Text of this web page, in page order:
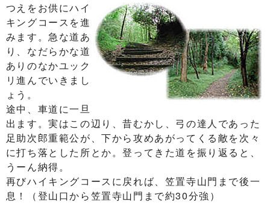
つえをお供にハイ
キングコースを進
みます。急な道あ
り、なだらかな道
ありのなかユック
リ進んでいきまし
ょう。
途中、車道に一旦
出ます。実はこの辺り、昔むかし、弓の達人であった
足助次郎重範公が、下から攻めあがってくる敵を次々
に打ち落とした所とか。登ってきた道を振り返ると、
うーん納得。
再びハイキングコースに戻れば、笠置寺山門まで後一
息！（登山口から笠置寺山門まで約30分強）